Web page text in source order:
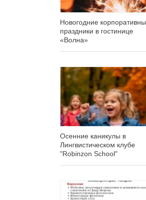
Новогодние
праздники в гостинице
«Волна»
Осенние каникулы в
Лингвистическом клубе
"Robinzon School"